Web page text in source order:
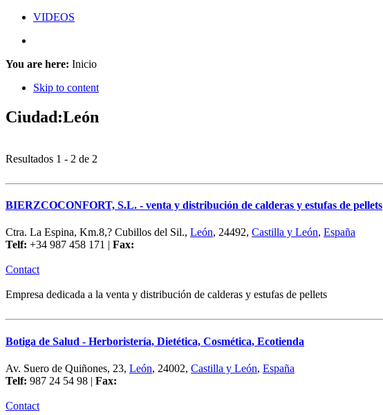
VIDEOS
You are here: Inicio
Skip to content
Ciudad:León
Resultados 1 - 2 de 2
BIERZCOCONFORT, S.L. - venta y distribución de calderas y estufas de pellets
Ctra. La Espina, Km.8,? Cubillos del Sil., León, 24492, Castilla y León, España
Telf: +34 987 458 171 | Fax:
Contact
Empresa dedicada a la venta y distribución de calderas y estufas de pellets
Botiga de Salud - Herboristería, Dietética, Cosmética, Ecotienda
Av. Suero de Quiñones, 23, León, 24002, Castilla y León, España
Telf: 987 24 54 98 | Fax:
Contact